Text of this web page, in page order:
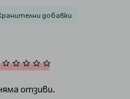
добавки
отзиви.